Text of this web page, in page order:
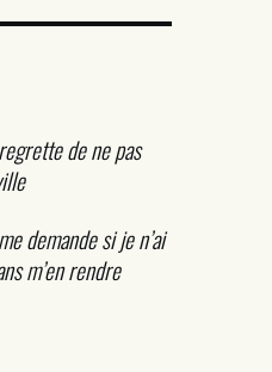
de ne pas
demande si je n’ai
m’en rendre